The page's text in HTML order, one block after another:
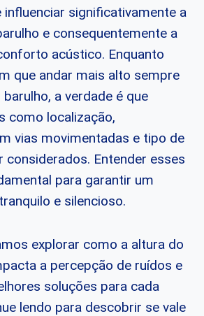
significativamente a
e consequentemente a
acústico. Enquanto
que andar mais alto sempre
a verdade é que
como localização,
vias movimentadas e tipo de
considerados. Entender esses
para garantir um
e silencioso.
explorar como a altura do
a percepção de ruídos e
soluções para cada
lendo para descobrir se vale